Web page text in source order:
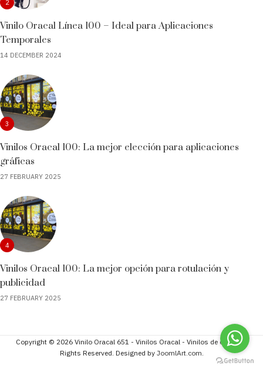
2
Vinilo Oracal Línea 100 – Ideal para Aplicaciones
Temporales
14 DECEMBER 2024
3
Vinilos Oracal 100: La mejor elección para aplicaciones
gráficas
27 FEBRUARY 2025
4
Vinilos Oracal 100: La mejor opción para rotulación y
publicidad
27 FEBRUARY 2025
Copyright © 2026 Vinilo Oracal 651 - Vinilos Oracal - Vinilos de corte. All
Rights Reserved. Designed by JoomlArt.com.